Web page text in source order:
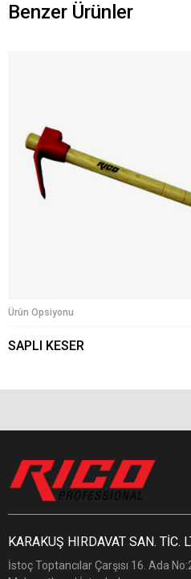
Benzer Ürünler
Ürün Opsiyonu
SAPLI KESER
KARAKUŞ HIRDAVAT SAN. TİC.
İstoç Toptancılar Çarşısı 16. Ada